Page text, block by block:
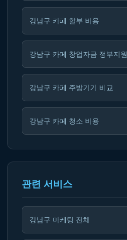
강남구 카페 할부 비용
강남구 카페 창업자금 정부지원
강남구 카페 주방기기 비교
강남구 카페 청소 비용
관련 서비스
강남구 마케팅 전체